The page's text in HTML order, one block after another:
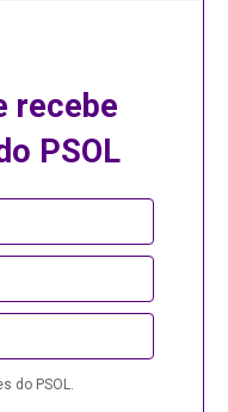
recebe
PSOL
do PSOL.